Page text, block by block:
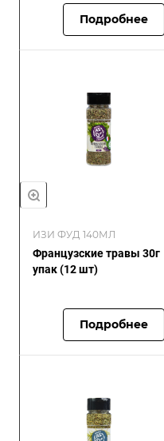
Подробнее
ИЗИ ФУД 140МЛ
Французские травы 30г
упак (12 шт)
Подробнее